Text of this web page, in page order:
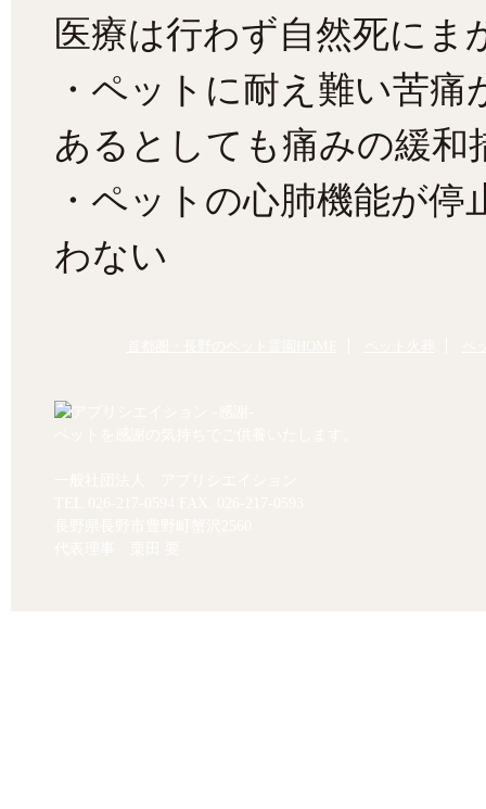
医療は行わず自然死に
・ペットに耐え難い苦
あるとしても痛みの緩和
・ペットの心肺機能が
わない